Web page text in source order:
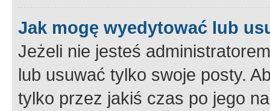
Jak mogę wyedytować lub
Jeżeli nie jesteś
lub usuwać tylko swoje posty.
tylko przez jakiś czas po jego